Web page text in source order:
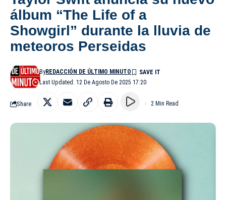
álbum “The Life of a
Showgirl” durante la lluvia de
meteoros Perseidas
Last Updated: 12 De Agosto De 2025 17:20
ByREDACCIÓN DE ÚLTIMO MINUTO
Share 2 Min Read